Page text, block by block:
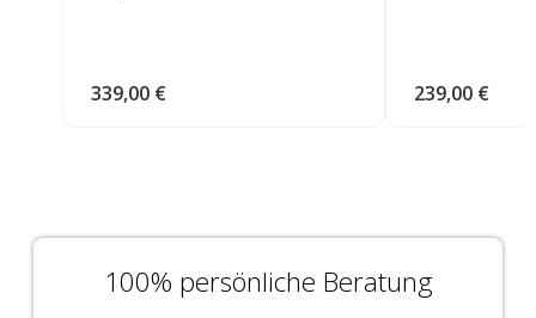
339,00 € 239,00 €
100% persönliche Beratung